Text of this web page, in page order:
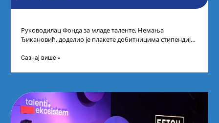
Руководилац Фонда за младе таленте, Немања
Ђикановић, доделио је плакете добитницима стипендије
технолошком парку
Сазнај више »